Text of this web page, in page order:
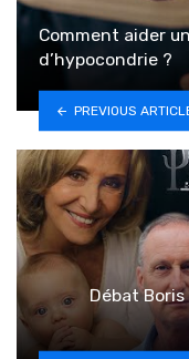
Comment aider
d’hypocondrie ?
PREVIOUS
Débat